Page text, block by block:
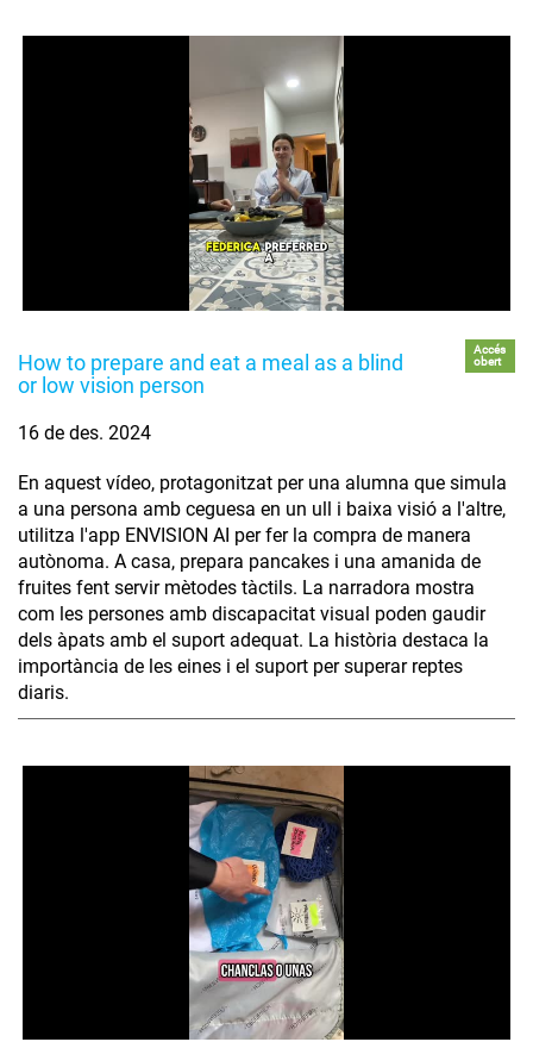
How to prepare and eat a meal as a blind
or low vision person
Accés
obert
16 de des. 2024
En aquest vídeo, protagonitzat per una alumna que simula
a una persona amb ceguesa en un ull i baixa visió a l'altre,
utilitza l'app ENVISION AI per fer la compra de manera
autònoma. A casa, prepara pancakes i una amanida de
fruites fent servir mètodes tàctils. La narradora mostra
com les persones amb discapacitat visual poden gaudir
dels àpats amb el suport adequat. La història destaca la
importància de les eines i el suport per superar reptes
diaris.